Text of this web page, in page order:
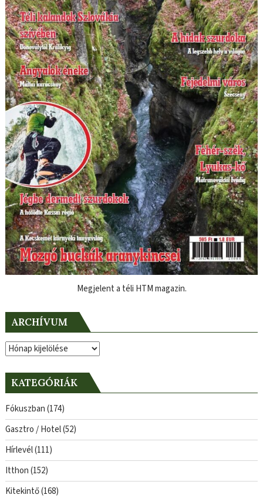
Megjelent a téli HTM magazin.
ARCHÍVUM
Archívum
KATEGÓRIÁK
Fókuszban(174)
Gasztro / Hotel(52)
Hírlevél(111)
Itthon(152)
Kitekintő(168)